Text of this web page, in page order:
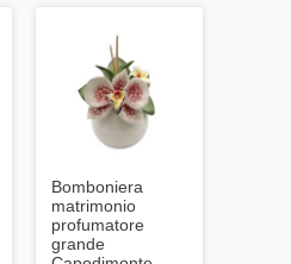
Bomboniera
matrimonio
profumatore
grande